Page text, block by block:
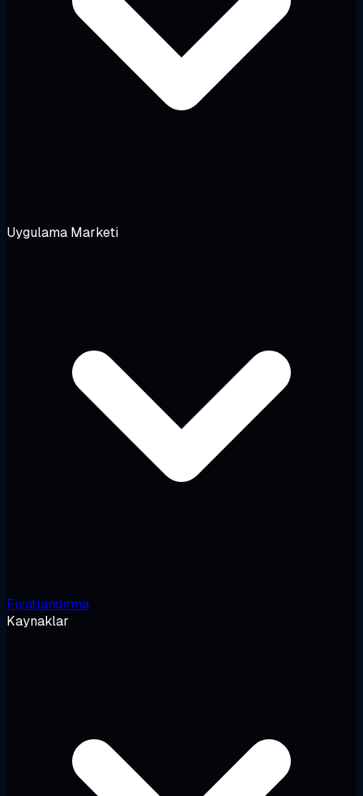
Uygulama Marketi
Fiyatlandırma
Kaynaklar